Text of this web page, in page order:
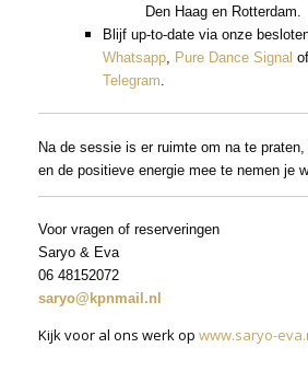
Den Haag en Rotterdam.
Blijf up-to-date via onze
Whatsapp, Pure Dance Signal of
Telegram
Na de sessie is er ruimte om na te
en de positieve energie mee te nemen je
Voor vragen of reserveringen
Saryo & Eva
06 48152072
saryo@kpnmail.nl
Kijk voor al ons werk op www.saryo-